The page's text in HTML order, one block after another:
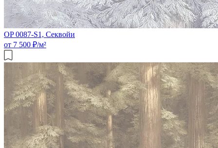
OP 0087-S1, Секвойи
от 7 500 ₽/м²